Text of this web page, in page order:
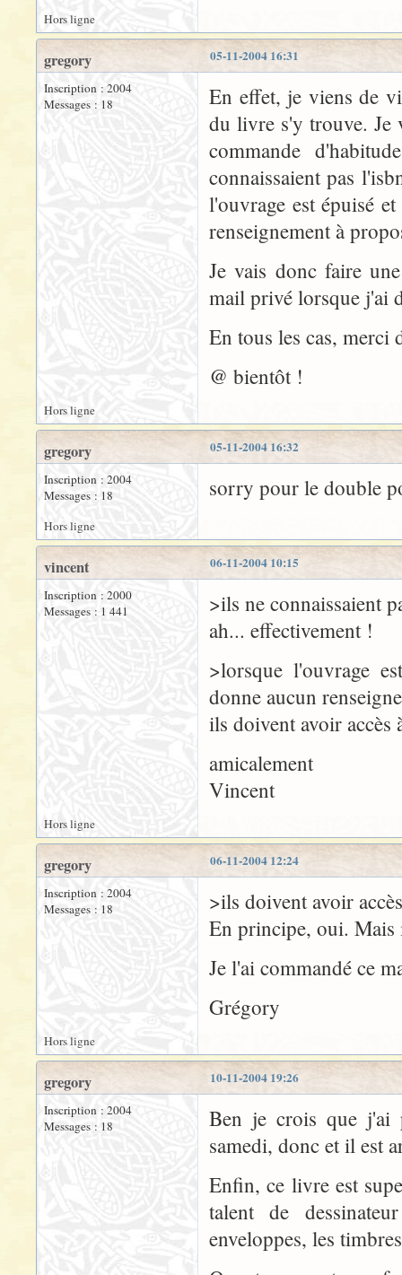
Hors ligne
05-11-2004 16:31
gregory
Inscription : 2004
Messages : 18
En effet, je viens de
du livre s'y trouve. Je
commande
connaissaient pas
l'ouvrage est épuisé
renseignement à
Je vais donc faire
mail privé lorsque j'ai
En tous les cas, merci
@ bientôt !
Hors ligne
05-11-2004 16:32
gregory
Inscription : 2004
Messages : 18
sorry pour le double
Hors ligne
06-11-2004 10:15
vincent
Inscription : 2000
Messages : 1 441
>ils ne connaissaient
ah... effectivement !
>lorsque l'ouvrage
donne aucun
ils doivent avoir accès
amicalement
Vincent
Hors ligne
06-11-2004 12:24
gregory
Inscription : 2004
Messages : 18
>ils doivent avoir
En principe, oui. Mais
Je l'ai commandé ce
Grégory
Hors ligne
10-11-2004 19:26
gregory
Inscription : 2004
Messages : 18
Ben je crois que j'ai
samedi, donc et il est
Enfin, ce livre est
talent de
enveloppes, les